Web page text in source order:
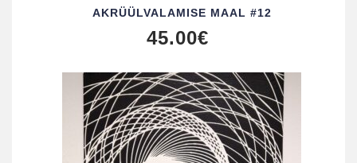
AKRÜÜL­VALAMISE MAAL #12
45.00€